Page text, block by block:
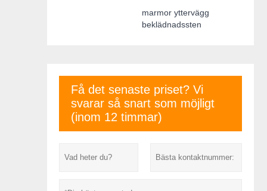
marmor yttervägg
beklädnadssten
Få det senaste priset? Vi
svarar så snart som möjligt
(inom 12 timmar)